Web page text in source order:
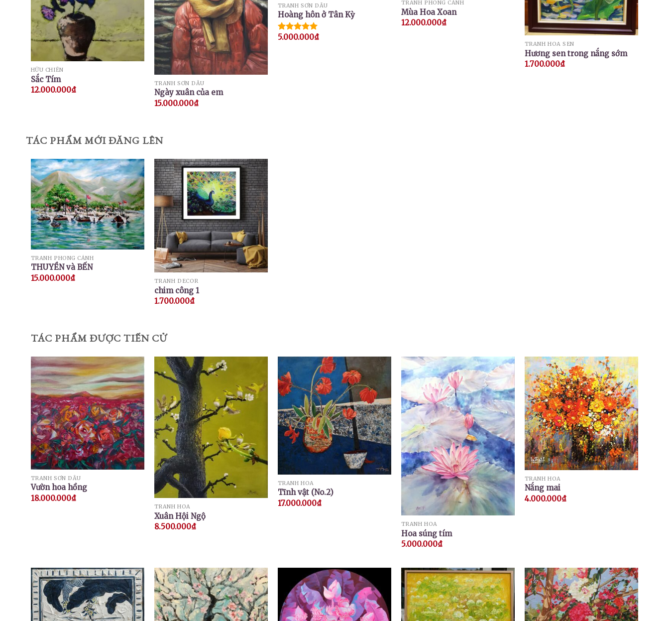
HỮU CHIẾN
Sắc Tím
12.000.000₫
TRANH SƠN DẦU
Ngày xuân của em
15.000.000₫
TRANH SƠN DẦU
Hoàng hôn ở Tân Kỳ
Được xếp
5.000.000₫
TRANH PHONG CẢNH
Mùa Hoa Xoan
12.000.000₫
TRANH HOA SEN
Hương sen trong nắng sớm
1.700.000₫
TÁC PHẨM MỚI ĐĂNG LÊN
TRANH PHONG CẢNH
THUYỀN và BẾN
15.000.000₫ TRANH DECOR
chim công 1
1.700.000₫
TÁC PHẨM ĐƯỢC TIẾN CỬ
TRANH SƠN DẦU
Vườn hoa hồng
18.000.000₫
TRANH HOA
Xuân Hội Ngộ
8.500.000₫
TRANH HOA
Tĩnh vật (No.2)
17.000.000₫
TRANH HOA
Hoa súng tím
5.000.000₫
TRANH HOA
Nắng mai
4.000.000₫